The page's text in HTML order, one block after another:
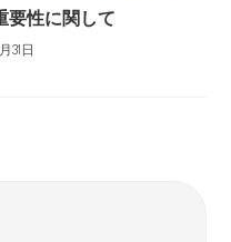
要性に関して
31日